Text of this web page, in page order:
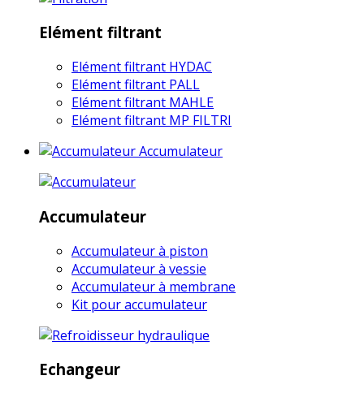
Elément filtrant
Elément filtrant HYDAC
Elément filtrant PALL
Elément filtrant MAHLE
Elément filtrant MP FILTRI
Accumulateur
Accumulateur
Accumulateur à piston
Accumulateur à vessie
Accumulateur à membrane
Kit pour accumulateur
Echangeur